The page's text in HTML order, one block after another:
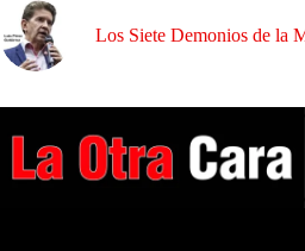
Los Siete Demonios de la